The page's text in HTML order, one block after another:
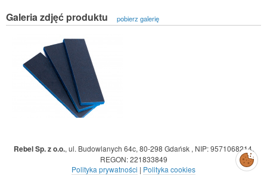
Galeria zdjęć produktu pobierz galerię
Rebel Sp. z o.o., ul. Budowlanych 64c, 80-298 Gdańsk, NIP: 9571068214,
REGON: 221833849
Polityka prywatności | Polityka cookies
Zarządzaj
preferencjami
cookies